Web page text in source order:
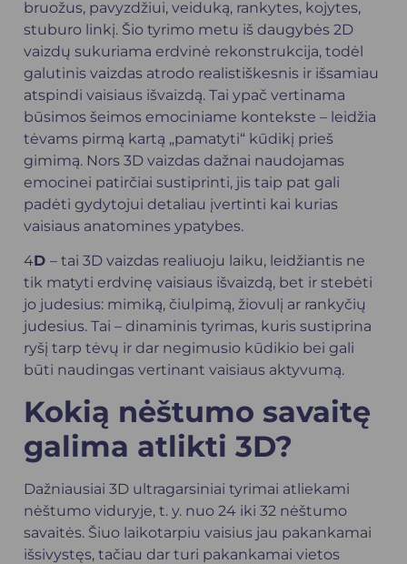
bruožus, pavyzdžiui, veiduką, rankytes, kojytes,
stuburo linkį. Šio tyrimo metu iš daugybės 2D
vaizdų sukuriama erdvinė rekonstrukcija, todėl
galutinis vaizdas atrodo realistiškesnis ir išsamiau
atspindi vaisiaus išvaizdą. Tai ypač vertinama
būsimos šeimos emociniame kontekste – leidžia
tėvams pirmą kartą „pamatyti“ kūdikį prieš
gimimą. Nors 3D vaizdas dažnai naudojamas
emocinei patirčiai sustiprinti, jis taip pat gali
padėti gydytojui detaliau įvertinti kai kurias
vaisiaus anatomines ypatybes.
4D – tai 3D vaizdas realiuoju laiku, leidžiantis ne
tik matyti erdvinę vaisiaus išvaizdą, bet ir stebėti
jo judesius: mimiką, čiulpimą, žiovulį ar rankyčių
judesius. Tai – dinaminis tyrimas, kuris sustiprina
ryšį tarp tėvų ir dar negimusio kūdikio bei gali
būti naudingas vertinant vaisiaus aktyvumą.
Kokią nėštumo savaitę
galima atlikti 3D?
Dažniausiai 3D ultragarsiniai tyrimai atliekami
nėštumo viduryje, t. y. nuo 24 iki 32 nėštumo
savaitės. Šiuo laikotarpiu vaisius jau pakankamai
išsivystęs, tačiau dar turi pakankamai vietos